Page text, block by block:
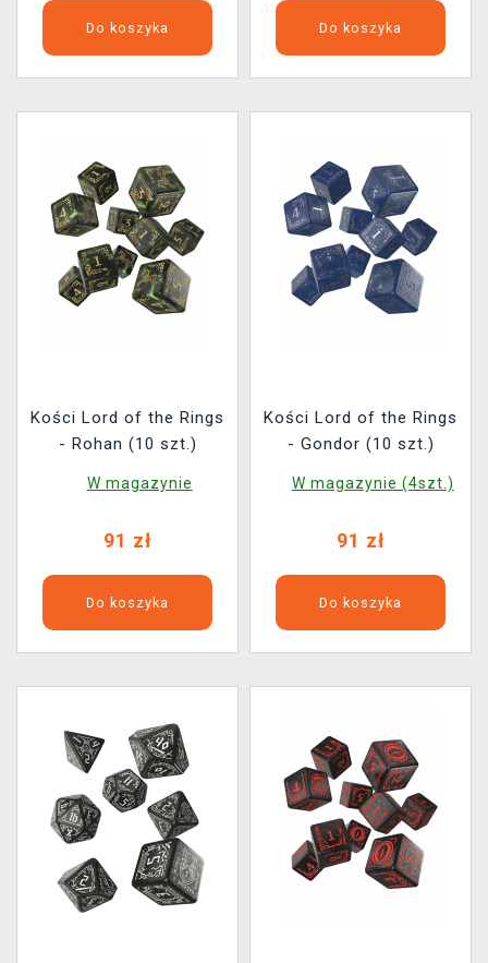
Do koszyka Do koszyka
Kości Lord of the Rings
- Rohan (10 szt.)
W magazynie
91 zł
Do koszyka
Kości Lord of the Rings
- Gondor (10 szt.)
W magazynie (4szt.)
91 zł
Do koszyka